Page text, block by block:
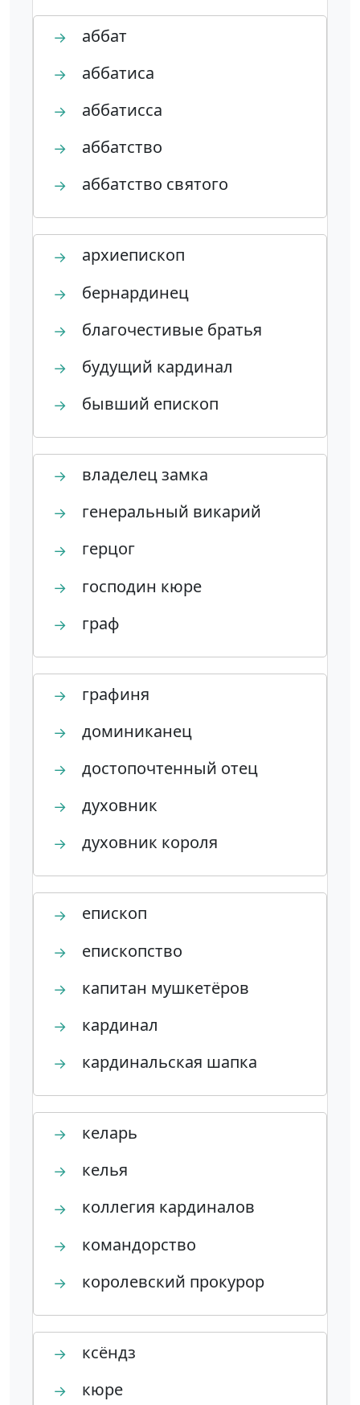
→ аббат
→ аббатиса
→ аббатисса
→ аббатство
→ аббатство святого
→ архиепископ
→ бернардинец
→ благочестивые братья
→ будущий кардинал
→ бывший епископ
→ владелец замка
→ генеральный викарий
→ герцог
→ господин кюре
→ граф
→ графиня
→ доминиканец
→ достопочтенный отец
→ духовник
→ духовник короля
→ епископ
→ епископство
→ капитан мушкетёров
→ кардинал
→ кардинальская шапка
→ келарь
→ келья
→ коллегия кардиналов
→ командорство
→ королевский прокурор
→ ксёндз
→ кюре